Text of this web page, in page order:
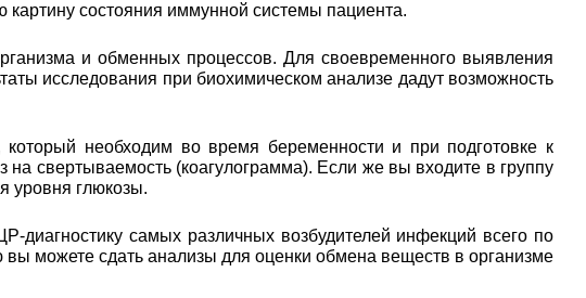
состояния иммунной системы пациента.
и обменных процессов. Для своевременного выявления
исследования при биохимическом анализе дадут возможность
необходим во время беременности и при подготовке к
свертываемость (коагулограмма). Если же вы входите в группу
уровня глюкозы.
самых различных возбудителей инфекций всего по
можете сдать анализы для оценки обмена веществ в организме